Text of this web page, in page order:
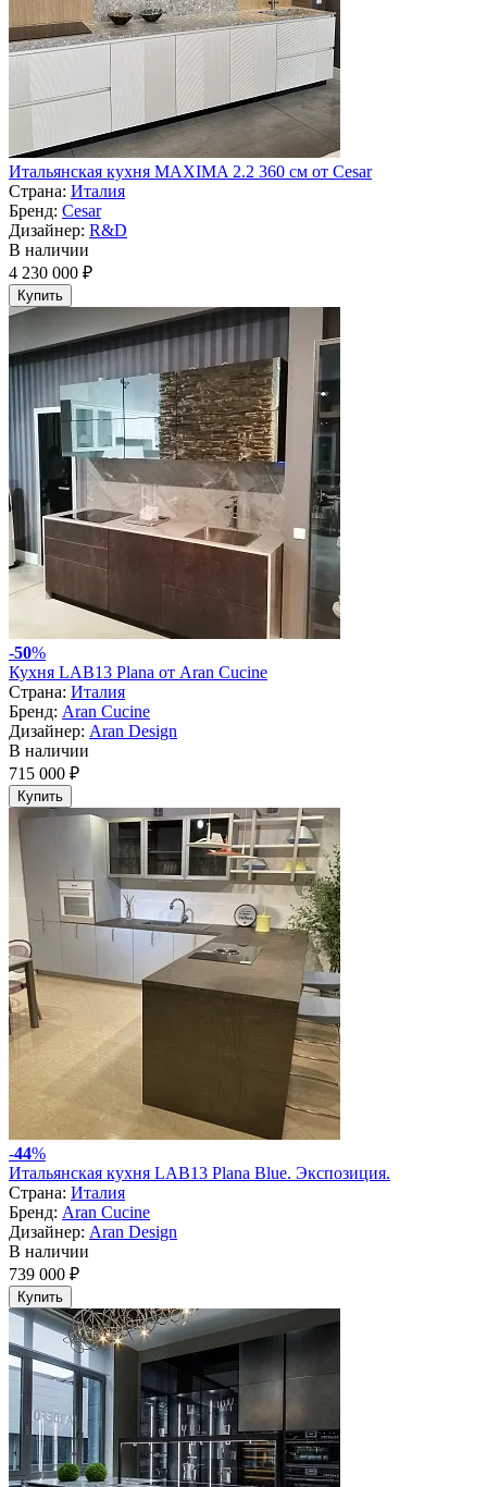
Итальянская кухня MAXIMA 2.2 360 см от Cesar
Страна: Италия
Бренд: Cesar
Дизайнер: R&D
В наличии
4 230 000 ₽
Купить
-50%
Кухня LAB13 Plana от Aran Cucine
Страна: Италия
Бренд: Aran Cucine
Дизайнер: Aran Design
В наличии
715 000 ₽
Купить
-44%
Итальянская кухня LAB13 Plana Blue. Экспозиция.
Страна: Италия
Бренд: Aran Cucine
Дизайнер: Aran Design
В наличии
739 000 ₽
Купить